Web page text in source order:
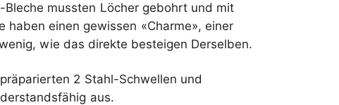
mussten Löcher gebohrt und mit
einen gewissen «Charme», einer
wie das direkte besteigen Derselben.
2 Stahl-Schwellen und
aus.